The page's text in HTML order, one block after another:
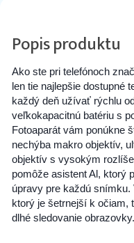
Popis produktu
Ako ste pri telefónoch
len tie najlepšie dostupné
každý deň užívať rýchlu
veľkokapacitnú batériu s
Fotoaparát vám ponúkne
nechýba makro objektív,
objektív s vysokým
pomôže asistent Al, ktorý
úpravy pre každú
ktorý je šetrnejší k očiam,
dlhé sledovanie obrazovky.